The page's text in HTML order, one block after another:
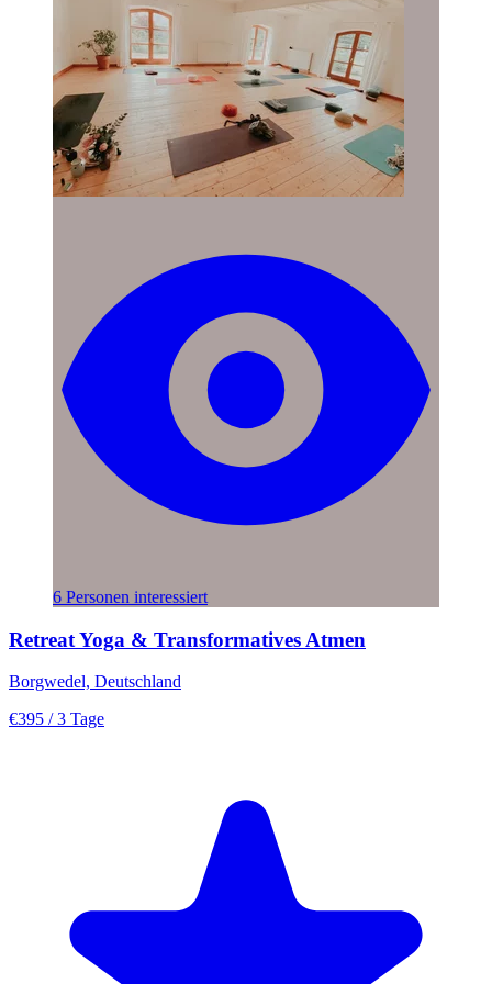
6 Personen interessiert
Retreat Yoga & Transformatives Atmen
Borgwedel, Deutschland
€395 / 3 Tage